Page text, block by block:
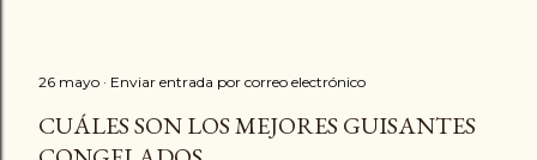
26 mayo Enviar entrada por correo electrónico
CUÁLES SON LOS MEJORES GUISANTES